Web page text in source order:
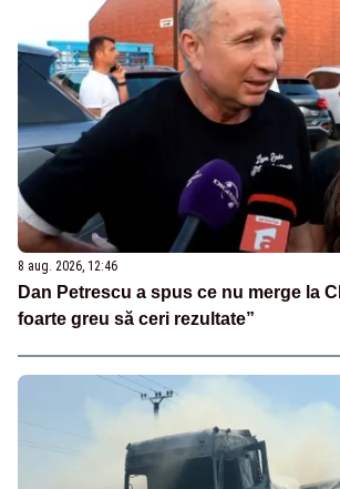
8 aug. 2026, 12:46
Dan Petrescu a spus ce nu merge la
foarte greu să ceri rezultate”